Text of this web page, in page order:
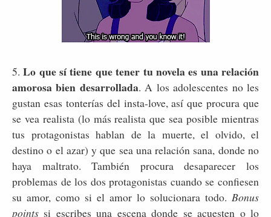
5.Lo que sí tiene que tener tu novela es una relación
amorosa bien desarrollada. A los adolescentes no les
gustan esas tonterías del insta-love, así que procura que
se vea realista (lo más realista que sea posible mientras
tus protagonistas hablan de la muerte, el olvido, el
destino o el azar) y que sea una relación sana, donde no
haya maltrato. También procura desaparecer los
problemas de los dos protagonistas cuando se confiesen
su amor, como si el amor lo solucionara todo. Bonus
points si escribes una escena donde se acuesten o lo